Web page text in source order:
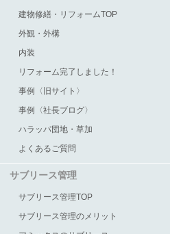
建物修繕・リフォームTOP
外観・外構
内装
リフォーム完了しました！
事例〈旧サイト〉
事例〈社長ブログ〉
ハラッパ団地・草加
よくあるご質問
サブリース管理
サブリース管理TOP
サブリース管理のメリット